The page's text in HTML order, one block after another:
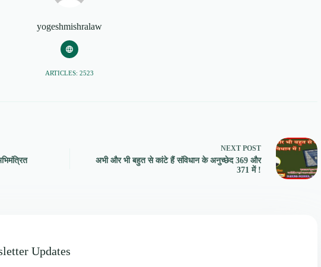
yogeshmishralaw
ARTICLES: 2523
NEXT POST
अभी और भी बहुत से कांटे हैं संविधान के अनुच्छेद 369 और
371 में !
Updates